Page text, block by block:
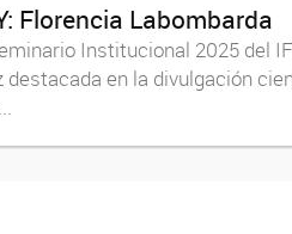
Florencia Labombarda
Institucional 2025 del
destacada en la divulgación